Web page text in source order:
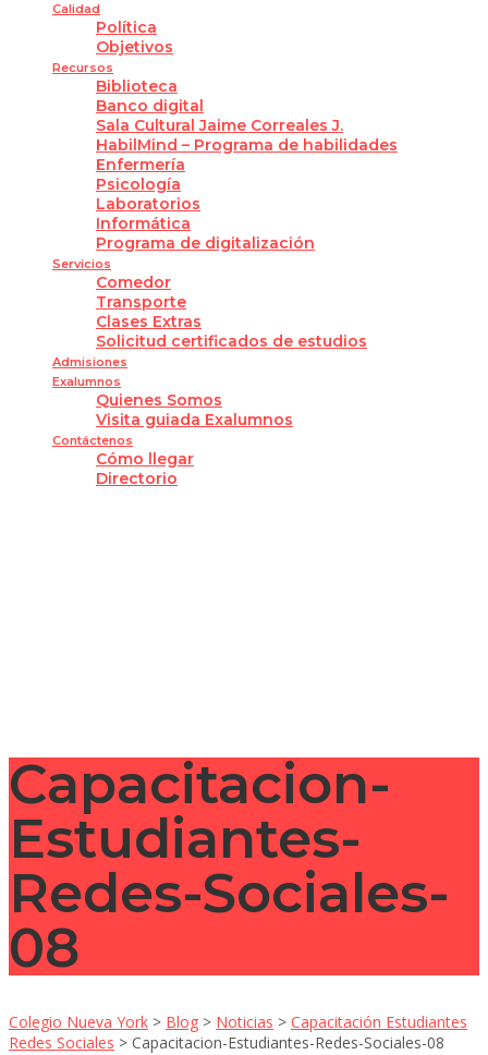
Calidad
Política
Objetivos
Recursos
Biblioteca
Banco digital
Sala Cultural Jaime Correales J.
HabilMind – Programa de habilidades
Enfermería
Psicología
Laboratorios
Informática
Programa de digitalización
Servicios
Comedor
Transporte
Clases Extras
Solicitud certificados de estudios
Admisiones
Exalumnos
Quienes Somos
Visita guiada Exalumnos
Contáctenos
Cómo llegar
Directorio
Capacitacion-
Estudiantes-
Redes-Sociales-
08
Colegio Nueva York > Blog > Noticias > Capacitación Estudiantes
Redes Sociales > Capacitacion-Estudiantes-Redes-Sociales-08